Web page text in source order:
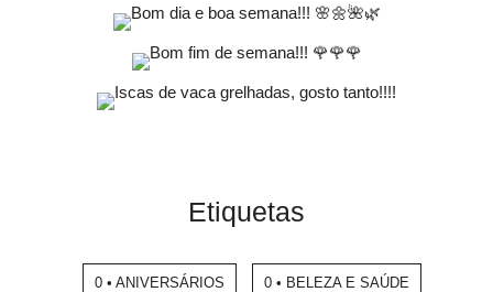
Etiquetas
0 • ANIVERSÁRIOS 0 • BELEZA E SAÚDE